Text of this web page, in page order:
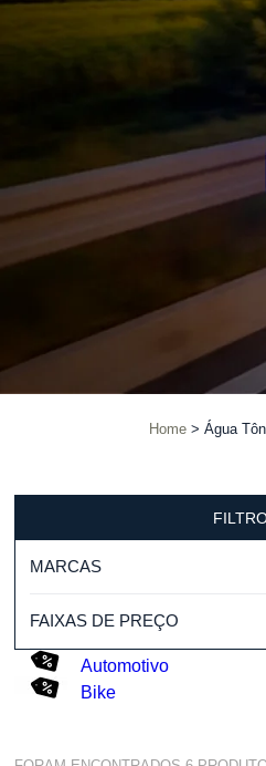
Home Água
MARCAS
FAIXAS DE PREÇO
Automotivo
Bike